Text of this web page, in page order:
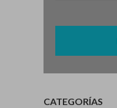
CATEGORÍAS